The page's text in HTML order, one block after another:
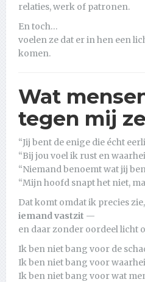
relaties, werk of patronen.
En toch…
voelen ze dat er in hen een
komen.
Wat
tegen mij
“Jij bent de enige die écht
“Bij jou voel ik rust en
“Niemand benoemt wat jij
“Mijn hoofd snapt het niet,
Dat komt omdat ik precies
iemand vastzit —
en daar zonder oordeel licht
Ik ben niet bang voor de
Ik ben niet bang voor
Ik ben niet bang voor wat